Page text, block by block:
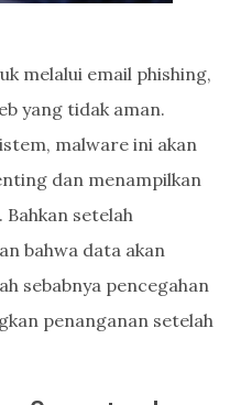
melalui email phishing,
yang tidak aman.
malware ini akan
dan menampilkan
setelah
bahwa data akan
sebabnya pencegahan
penanganan setelah